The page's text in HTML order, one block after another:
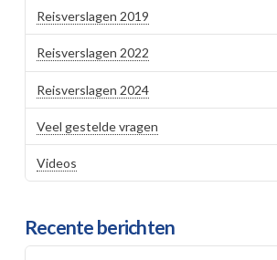
Reisverslagen 2019
Reisverslagen 2022
Reisverslagen 2024
Veel gestelde vragen
Videos
Recente berichten